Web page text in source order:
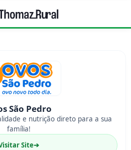
São Pedro
e nutrição direto para a sua
família!
Site➔